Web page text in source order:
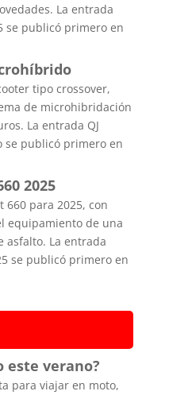
La entrada
se publicó primero en
tipo crossover,
de microhibridación
La entrada QJ
se publicó primero en
2025
para 2025, con
equipamiento de una
asfalto. La entrada
se publicó primero en
este verano?
para viajar en moto,